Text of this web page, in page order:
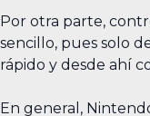
Por otra parte,
sencillo, pues solo
rápido y desde ahí
En general,